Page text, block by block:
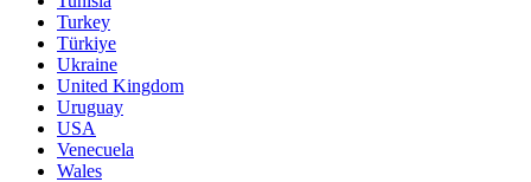
Turkey
Türkiye
Ukraine
United Kingdom
Uruguay
USA
Venecuela
Wales